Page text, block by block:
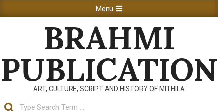
to
Navigation
Menu
BRAHMI
PUBLICATION
ART, CULTURE, SCRIPT AND HISTORY OF MITHILA